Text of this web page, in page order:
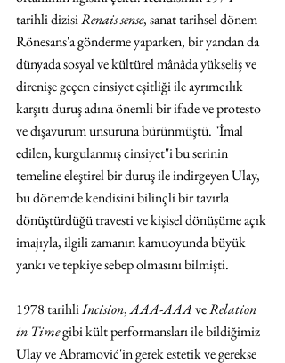
tarihli dizisi Renais sense, sanat tarihsel dönem
Rönesans'a gönderme yaparken, bir yandan da
dünyada sosyal ve kültürel mânâda yükseliş ve
direnişe geçen cinsiyet eşitliği ile ayrımcılık
karşıtı duruş adına önemli bir ifade ve protesto
ve dışavurum unsuruna bürünmüştü. "İmal
edilen, kurgulanmış cinsiyet"i bu serinin
temeline eleştirel bir duruş ile indirgeyen Ulay,
bu dönemde kendisini bilinçli bir tavırla
dönüştürdüğü travesti ve kişisel dönüşüme açık
imajıyla, ilgili zamanın kamuoyunda büyük
yankı ve tepkiye sebep olmasını bilmişti.
1978 tarihli Incision, AAA-AAA ve Relation
in Time gibi kült performansları ile bildiğimiz
Ulay ve Abramović'in gerek estetik ve gerekse